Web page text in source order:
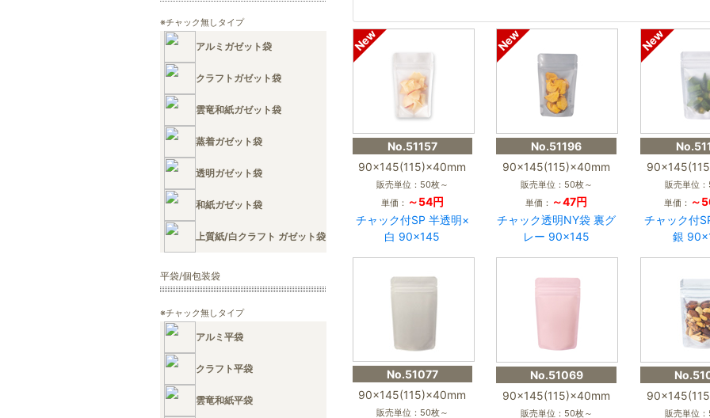
※チャック無しタイプ
アルミガゼット袋
クラフトガゼット袋
雲竜和紙ガゼット袋
蒸着ガゼット袋
透明ガゼット袋
和紙ガゼット袋
上質紙/白クラフト ガゼット袋
平袋/個包装袋
※チャック無しタイプ
アルミ平袋
クラフト平袋
雲竜和紙平袋
No.51157
90×145(115)×40mm
販売単位：50枚～
単価： ～54円
チャック付SP 半透明×
白 90×145
No.51196
90×145(115)×40mm
販売単位：50枚～
単価： ～47円
チャック透明NY袋 裏グ
レー 90×145
販売単位
単価： ～
チャック付
銀
No.51077
90×145(115)×40mm
販売単位：50枚～
No.51069
90×145(115)×40mm
販売単位：50枚～
販売単位